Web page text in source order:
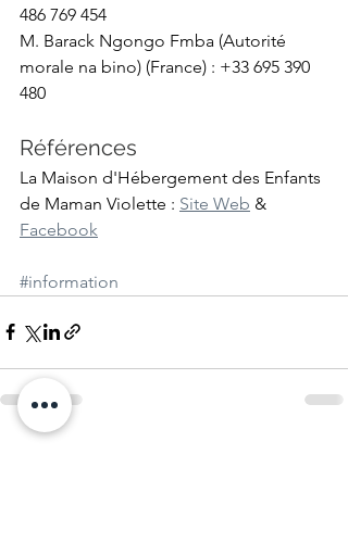
486 769 454
M. Barack Ngongo Fmba (Autorité
morale na bino) (France) : +33 695 390
480
Références
La Maison d'Hébergement des Enfants
de Maman Violette : Site Web &
Facebook
#information